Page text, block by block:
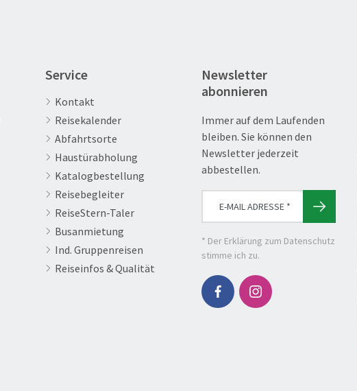
Ambiorix Basilika
© Henri Savenay
Service
Kontakt
Reisekalender
Abfahrtsorte
Haustürabholung
Katalogbestellung
Reisebegleiter
ReiseStern-Taler
Busanmietung
Ind. Gruppenreisen
Reiseinfos & Qualität
Newsletter
abonnieren
Immer auf dem Laufenden
bleiben. Sie können den
Newsletter jederzeit
abbestellen.
* Der Erklärung zum Datenschutz
stimme ich zu.